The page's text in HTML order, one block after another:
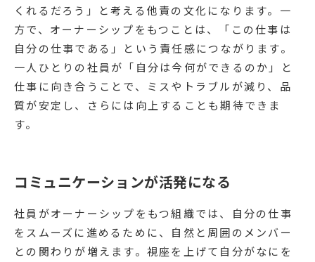
くれるだろう」と考える他責の文化になります。一
方で、オーナーシップをもつことは、「この仕事は
自分の仕事である」という責任感につながります。
一人ひとりの社員が「自分は今何ができるのか」と
仕事に向き合うことで、ミスやトラブルが減り、品
質が安定し、さらには向上することも期待できま
す。
コミュニケーションが活発になる
社員がオーナーシップをもつ組織では、自分の仕事
をスムーズに進めるために、自然と周囲のメンバー
との関わりが増えます。視座を上げて自分がなにを